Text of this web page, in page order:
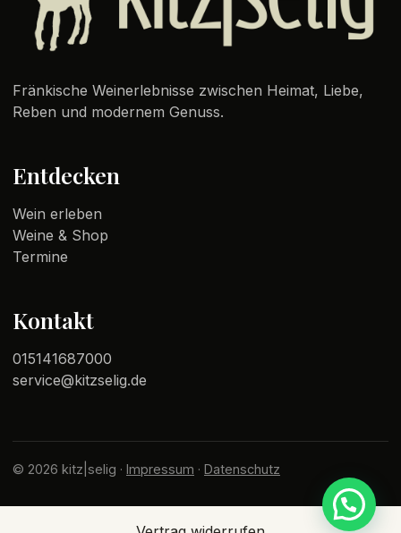
Fränkische Weinerlebnisse zwischen Heimat, Liebe,
Reben und modernem Genuss.
Entdecken
Wein erleben
Weine & Shop
Termine
Kontakt
015141687000
service@kitzselig.de
© 2026 kitz|selig · Impressum · Datenschutz